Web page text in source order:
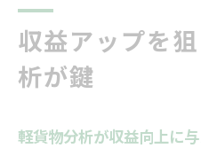
収益アップを
析が鍵
軽貨物分析が収益向上に